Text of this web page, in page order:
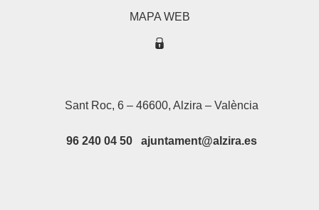
MAPA WEB
Sant Roc, 6 – 46600, Alzira – València
96 240 04 50 ajuntament@alzira.es